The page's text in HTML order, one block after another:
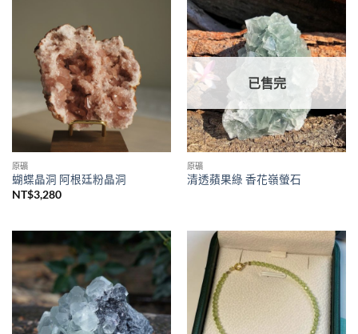
原礦
蝴蝶晶洞 阿根廷粉晶洞
NT$3,280
已售完
原礦
清透蘋果綠 香花嶺螢石